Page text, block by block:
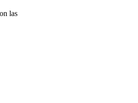
las